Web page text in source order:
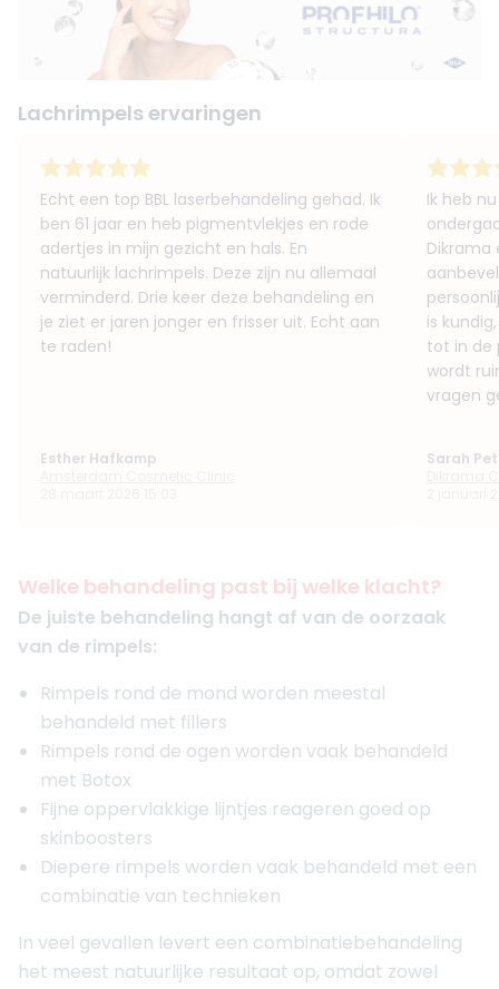
Lachrimpels ervaringen
Echt een top BBL laserbehandeling gehad. Ik
ben 61 jaar en heb pigmentvlekjes en rode
adertjes in mijn gezicht en hals. En
natuurlijk lachrimpels. Deze zijn nu allemaal
verminderd. Drie keer deze behandeling en
je ziet er jaren jonger en frisser uit. Echt aan
te raden!
Esther Hafkamp
Ik heb
Dikrama
is
tot in de
wordt
vragen
Sarah
Welke behandeling past bij welke klacht?
De juiste behandeling hangt af van de oorzaak
van de rimpels:
Rimpels rond de mond worden meestal
behandeld met fillers
Rimpels rond de ogen worden vaak behandeld
met Botox
Fijne oppervlakkige lijntjes reageren goed op
skinboosters
Diepere rimpels worden vaak behandeld met een
combinatie van technieken
In veel gevallen levert een combinatiebehandeling
het meest natuurlijke resultaat op, omdat zowel